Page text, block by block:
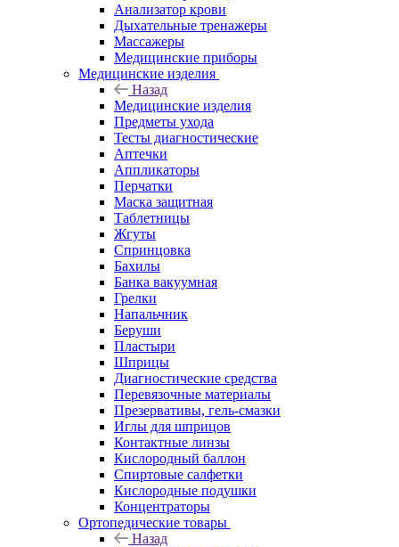
Анализатор крови
Дыхательные тренажеры
Массажеры
Медицинские приборы
Медицинские изделия
Назад
Медицинские изделия
Предметы ухода
Тесты диагностические
Аптечки
Аппликаторы
Перчатки
Маска защитная
Таблетницы
Жгуты
Спринцовка
Бахилы
Банка вакуумная
Грелки
Напальчник
Беруши
Пластыри
Шприцы
Диагностические средства
Перевязочные материалы
Презервативы, гель-смазки
Иглы для шприцов
Контактные линзы
Кислородный баллон
Спиртовые салфетки
Кислородные подушки
Концентраторы
Ортопедические товары
Назад